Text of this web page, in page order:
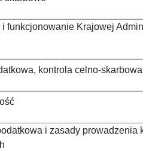
funkcjonowanie Krajowej
kontrola celno-skarbowa
i zasady prowadzenia